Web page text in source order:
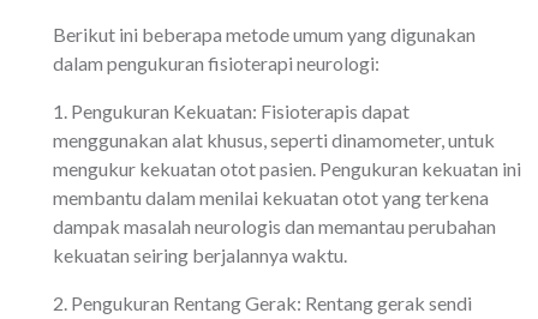
Berikut ini beberapa metode umum yang digunakan
dalam pengukuran fisioterapi neurologi:
1. Pengukuran Kekuatan: Fisioterapis dapat
menggunakan alat khusus, seperti dinamometer, untuk
mengukur kekuatan otot pasien. Pengukuran kekuatan ini
membantu dalam menilai kekuatan otot yang terkena
dampak masalah neurologis dan memantau perubahan
kekuatan seiring berjalannya waktu.
2. Pengukuran Rentang Gerak: Rentang gerak sendi